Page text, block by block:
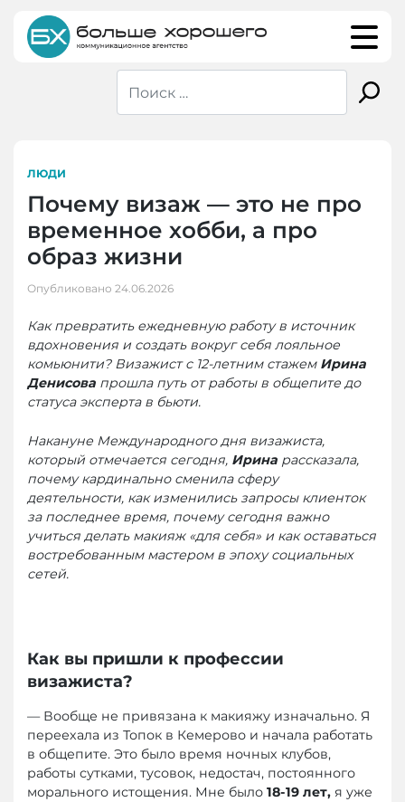
content
ЛЮДИ
Почему визаж — это не про
временное хобби, а про
образ жизни
Опубликовано 24.06.2026
Как превратить ежедневную работу в источник
вдохновения и создать вокруг себя лояльное
комьюнити? Визажист с 12-летним стажем Ирина
Денисова прошла путь от работы в общепите до
статуса эксперта в бьюти.
Накануне Международного дня визажиста,
который отмечается сегодня, Ирина рассказала,
почему кардинально сменила сферу
деятельности, как изменились запросы клиенток
за последнее время, почему сегодня важно
учиться делать макияж «для себя» и как оставаться
востребованным мастером в эпоху социальных
сетей.
Как вы пришли к профессии
визажиста?
— Вообще не привязана к макияжу изначально. Я
переехала из Топок в Кемерово и начала работать
в общепите. Это было время ночных клубов,
работы сутками, тусовок, недостач, постоянного
морального истощения. Мне было 18-19 лет, я уже